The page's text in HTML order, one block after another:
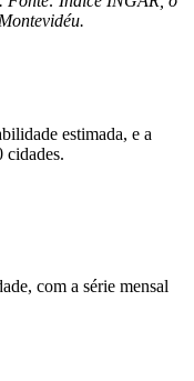
estimada, e a
cidades.
com a série mensal